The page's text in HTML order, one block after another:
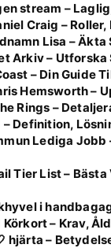
stream –
Craig –
Lisa –
Arkiv –
– Din Guide
Hemsworth –
Rings –
– Definition,
Lediga
Tier List – Bästa
i
Körkort – Krav,
hjärta –